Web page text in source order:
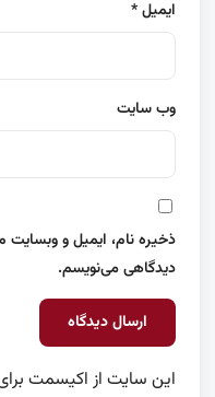
ایمیل*
وب‌ سایت
ذخیره نام، ایمیل و وبسایت
دیدگاهی می‌نویسم.
این سایت از اکیسمت